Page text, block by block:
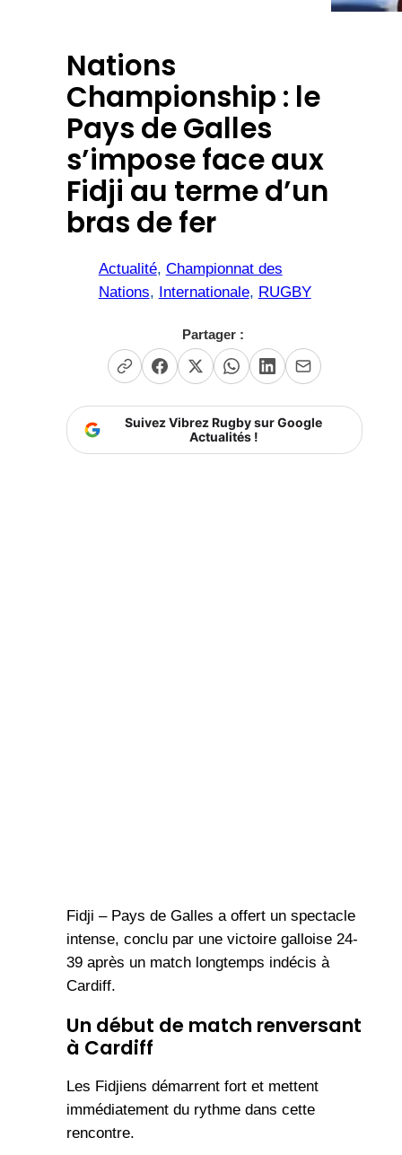
Nations
Championship : le
Pays de Galles
s’impose face aux
Fidji au terme d’un
bras de fer
Actualité, Championnat des
Nations, Internationale, RUGBY
Partager :
Suivez Vibrez Rugby sur Google
Actualités !
Fidji – Pays de Galles a offert un spectacle
intense, conclu par une victoire galloise 24-
39 après un match longtemps indécis à
Cardiff.
Un début de match renversant
à Cardiff
Les Fidjiens démarrent fort et mettent
immédiatement du rythme dans cette
rencontre.